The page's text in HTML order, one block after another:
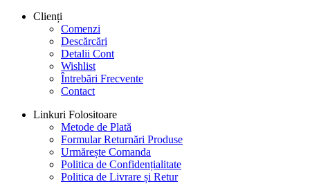
Clienți
Comenzi
Descărcări
Detalii Cont
Wishlist
Întrebări Frecvente
Contact
Linkuri Folositoare
Metode de Plată
Formular Returnări Produse
Urmărește Comanda
Politica de Confidențialitate
Politica de Livrare și Retur